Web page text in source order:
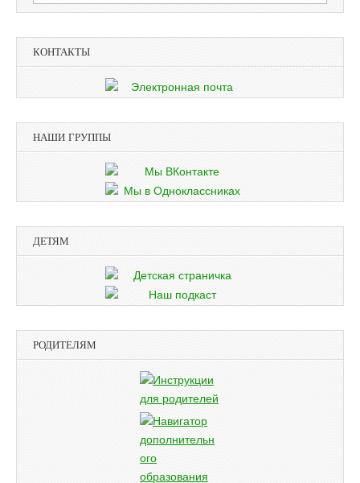
КОНТАКТЫ
НАШИ ГРУППЫ
ДЕТЯМ
РОДИТЕЛЯМ